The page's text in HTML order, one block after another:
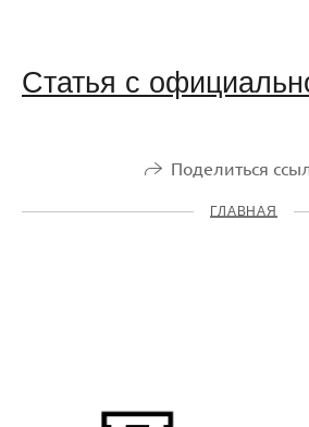
Статья с
Поделиться
ГЛАВНАЯ